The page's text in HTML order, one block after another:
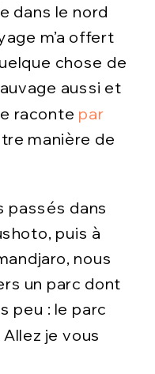
dans le nord
m’a offert
chose de
aussi et
raconte par
manière de
passés dans
puis à
nous
un parc dont
peu : le parc
je vous